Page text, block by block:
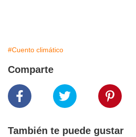
#Cuento climático
Comparte
También te puede gustar